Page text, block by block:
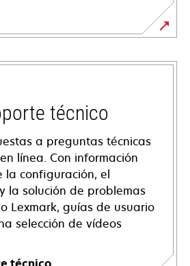
técnico
a preguntas técnicas
línea. Con información
configuración, el
la solución de problemas
Lexmark, guías de usuario
selección de vídeos